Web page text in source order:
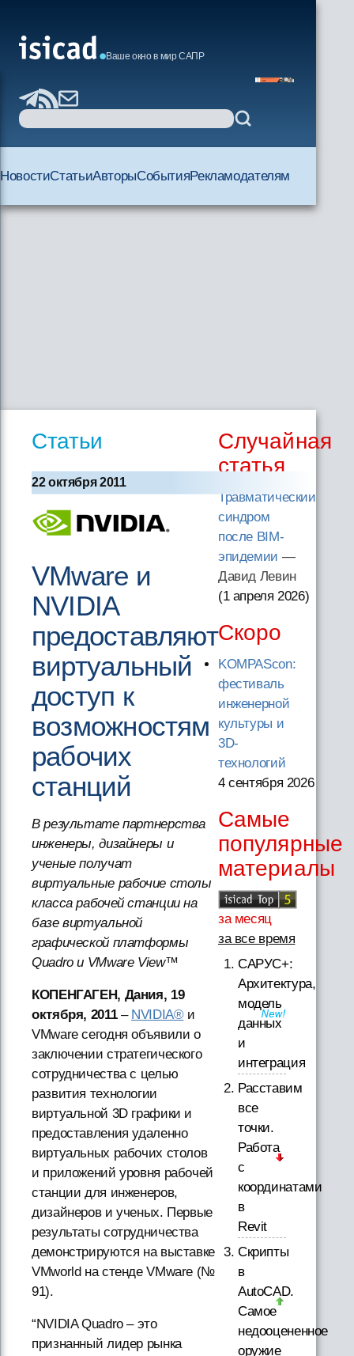
Ваше окно в мир САПР
НовостиСтатьиАвторыСобытияРекламодателям
Статьи
22 октября 2011
VMware и
NVIDIA
предоставляют
виртуальный
доступ к
возможностям
рабочих
станций
В результате партнерства
инженеры, дизайнеры и
ученые получат
виртуальные рабочие столы
класса рабочей станции на
базе виртуальной
графической платформы
Quadro и VMware View™
КОПЕНГАГЕН, Дания, 19
октября, 2011– NVIDIA®и
VMware сегодня объявили о
заключении стратегического
сотрудничества с целью
развития технологии
виртуальной 3D графики и
предоставления удаленно
виртуальных рабочих столов
и приложений уровня рабочей
станции для инженеров,
дизайнеров и ученых. Первые
результаты сотрудничества
демонстрируются на выставке
VMworld на стенде VMware (№
91).
“NVIDIA Quadro – это
признанный лидер рынка
Случайная
статья
Травматический
синдром
после BIM-
эпидемии —
Давид Левин
(1 апреля 2026)
Скоро
KOMPAScon:
фестиваль
инженерной
культуры и
3D-
технологий
4 сентября 2026
Самые
популярные
материалы
за месяц
за все время
САРУС+:
Архитектура,
модель
данных
и
интеграция
Расставим
все
точки.
Работа
с
координатами
в
Revit
Скрипты
в
AutoCAD.
Самое
недооцененное
оружие